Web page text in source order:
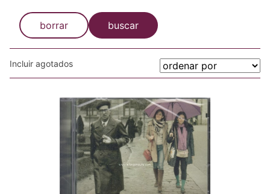
borrar buscar
Incluir agotados